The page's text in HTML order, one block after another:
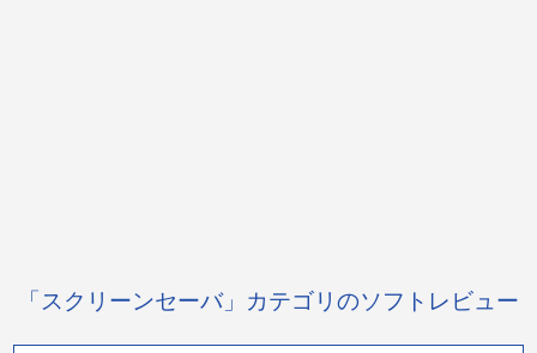
「スクリーンセーバ」カテゴリのソフトレビュー